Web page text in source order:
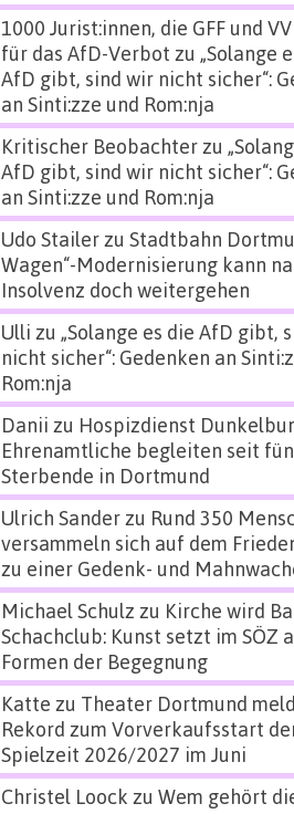
1000 Jurist:innen, die GFF und
für das AfD-Verbot zu „Solange
AfD gibt, sind wir nicht sicher“:
an Sinti:zze und Rom:nja
Kritischer Beobachterzu
AfD gibt, sind wir nicht sicher“:
an Sinti:zze und Rom:nja
Udo Stailerzu Stadtbahn
Wagen“-Modernisierung kann
Insolvenz doch weitergehen
Ulli zu „Solange es die AfD gibt,
nicht sicher“: Gedenken an
Rom:nja
Danii zu Hospizdienst
Ehrenamtliche begleiten seit
Sterbende in Dortmund
Ulrich Sanderzu Rund 350
versammeln sich auf dem
zu einer Gedenk- und
Michael Schulz zu Kirche wird
Schachclub: Kunst setzt im SÖZ
Formen der Begegnung
Katte zu Theater Dortmund
Rekord zum Vorverkaufsstart
Spielzeit 2026/2027 im Juni
Christel Loock zu Wem gehört